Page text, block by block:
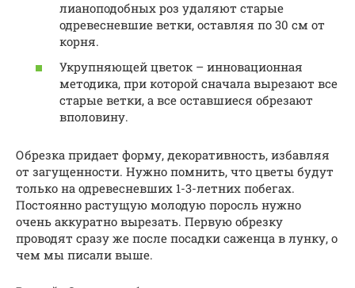
лианоподобных роз удаляют старые
одревесневшие ветки, оставляя по 30 см от
корня.
Укрупняющей цветок – инновационная
методика, при которой сначала вырезают все
старые ветки, а все оставшиеся обрезают
вполовину.
Обрезка придает форму, декоративность, избавляя
от загущенности. Нужно помнить, что цветы будут
только на одревесневших 1-3-летних побегах.
Постоянно растущую молодую поросль нужно
очень аккуратно вырезать. Первую обрезку
проводят сразу же после посадки саженца в лунку, о
чем мы писали выше.